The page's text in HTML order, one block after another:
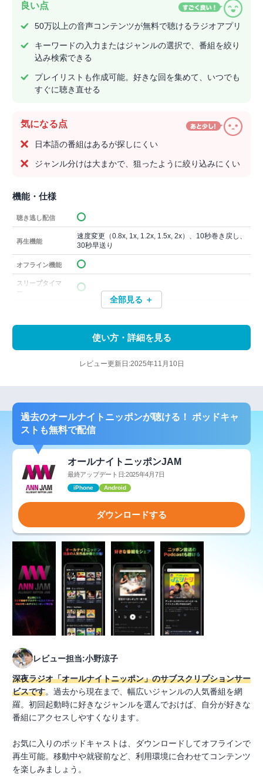
良い点
50万以上の音声コンテンツが無料で聴けるラジオアプリ
キーワードの入力またはジャンルの選択で、番組を絞り
込み検索できる
プレイリストも作成可能。好きな回を集めて、いつでも
すぐに聴き直せる
気になる点
日本語の番組はあるが探しにくい
ジャンル分けは大まかで、狙ったように絞り込みにくい
機能・仕様
聴き逃し配信
再生機能
速度変更（0.8x, 1x, 1.2x, 1.5x, 2x）、10秒巻き戻し、
30秒早送り
オフライン機能
スリープタイマ
全部見る ＋
使い方・詳細を見る
レビュー更新日:2025年11月10日
過去のオールナイトニッポンが聴ける！ ポッドキャ
ストも無料で配信
オールナイトニッポンJAM
最終アップデート日:2025年4月7日
iPhone Android
ダウンロードする
レビュー担当:小野涼子
深夜ラジオ「オールナイトニッポン」のサブスクリプションサー
ビスです。過去から現在まで、幅広いジャンルの人気番組を網
羅。初回起動時に好きなジャンルを選んでおけば、自分が好きな
番組にアクセスしやすくなります。
お気に入りのポッドキャストは、ダウンロードしてオフラインで
再生可能。移動中や就寝前など、利用環境に合わせてコンテンツ
を楽しみましょう。